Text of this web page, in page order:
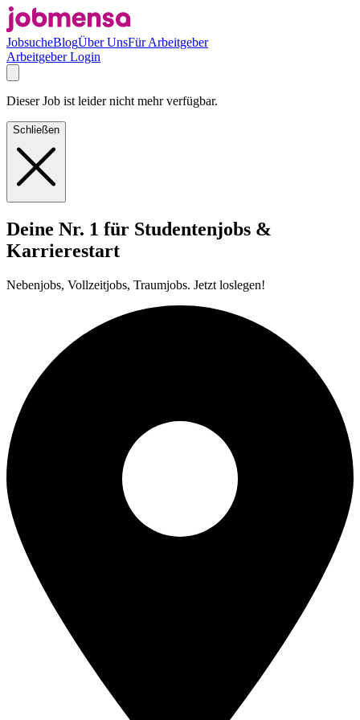
JobsucheBlogÜber UnsFür Arbeitgeber
Arbeitgeber Login
Dieser Job ist leider nicht mehr verfügbar.
Schließen
Deine Nr. 1 für Studentenjobs &
Karrierestart
Nebenjobs, Vollzeitjobs, Traumjobs. Jetzt loslegen!